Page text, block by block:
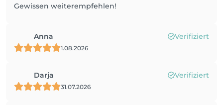
Gewissen weiterempfehlen!
Anna Verifiziert
1.08.2026
Darja Verifiziert
31.07.2026